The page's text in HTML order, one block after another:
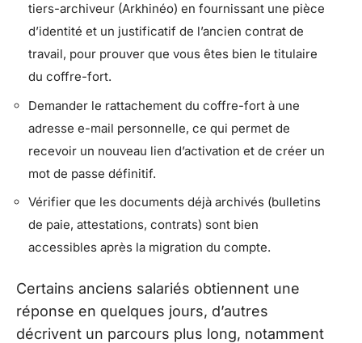
tiers-archiveur (Arkhinéo) en fournissant une pièce
d’identité et un justificatif de l’ancien contrat de
travail, pour prouver que vous êtes bien le titulaire
du coffre-fort.
Demander le rattachement du coffre-fort à une
adresse e-mail personnelle, ce qui permet de
recevoir un nouveau lien d’activation et de créer un
mot de passe définitif.
Vérifier que les documents déjà archivés (bulletins
de paie, attestations, contrats) sont bien
accessibles après la migration du compte.
Certains anciens salariés obtiennent une
réponse en quelques jours, d’autres
décrivent un parcours plus long, notamment